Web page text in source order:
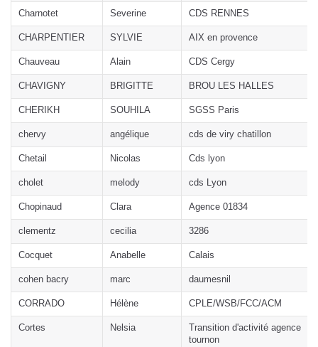
Charnotet Severine CDS RENNES
CHARPENTIER SYLVIE AIX en provence
Chauveau Alain CDS Cergy
CHAVIGNY BRIGITTE BROU LES HALLES
CHERIKH SOUHILA SGSS Paris
chervy angélique cds de viry chatillon
Chetail Nicolas Cds lyon
cholet melody cds Lyon
Chopinaud Clara Agence 01834
clementz cecilia 3286
Cocquet Anabelle Calais
cohen bacry marc daumesnil
CORRADO Hélène CPLE/WSB/FCC/ACM
Cortes Nelsia
Transition d'activité agence
tournon